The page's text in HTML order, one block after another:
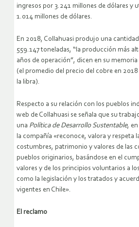
ingresos por 3.241 millones de dólares y
1.014 millones de dólares.
En 2018, Collahuasi produjo una
559.147 toneladas, “la producción más
años de operación”, dicen en su
(el promedio del precio del cobre en
la libra).
Respecto a su relación con los pueblos
web de Collahuasi se señala que su
una Política de Desarrollo Sustentable,
la compañía «reconoce, valora y respeta
costumbres, patrimonio y valores de las
pueblos originarios, basándose en el
valores y de los principios voluntarios a
como la legislación y los tratados y
vigentes en Chile».
El reclamo